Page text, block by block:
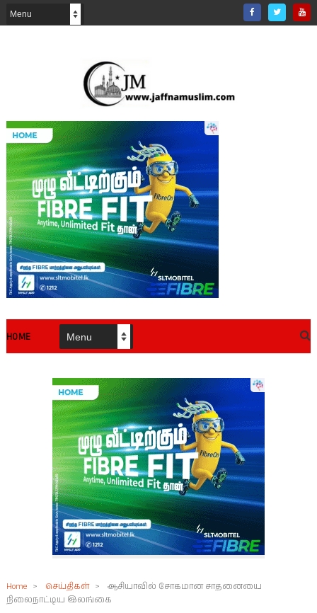
HOME
Home > செய்திகள் >
ஆசியாவில் சோகமான சாதனையை
நிலைநாட்டிய இலங்கை